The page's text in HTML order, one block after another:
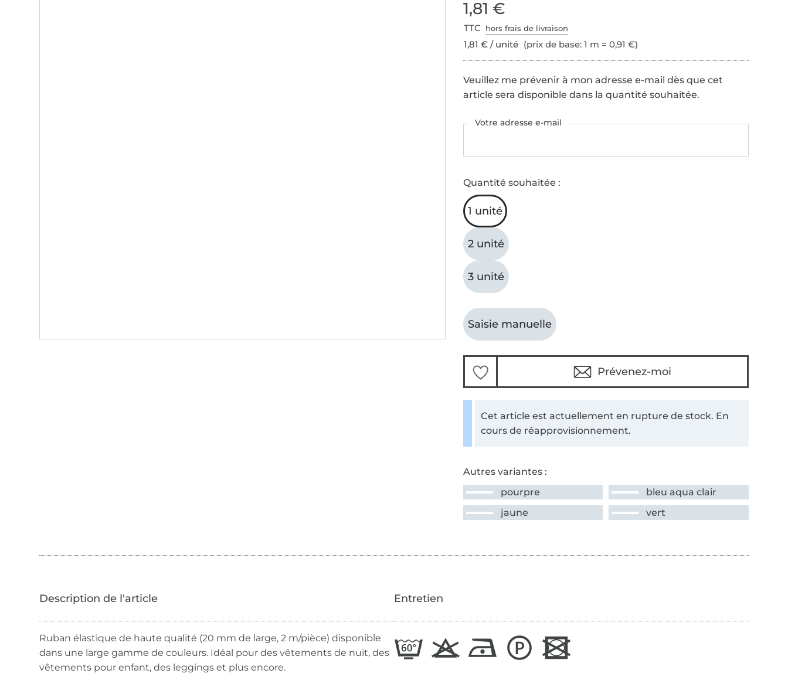
1,81 €
TTC hors frais de livraison
1,81 € / unité (prix de base: 1 m = 0,91 €)
Veuillez me prévenir à mon adresse e-mail dès que cet
article sera disponible dans la quantité souhaitée.
Votre adresse e-mail
Quantité souhaitée :
1 unité
2 unité
3 unité
Saisie manuelle
Prévenez-moi
Cet article est actuellement en rupture de stock. En
cours de réapprovisionnement.
Autres variantes :
pourpre
bleu aqua clair
jaune
vert
Ruban élastique de haute qualité (20 mm de large, 2 m/pièce) disponible
dans une large gamme de couleurs. Idéal pour des vêtements de nuit, des
vêtements pour enfant, des leggings et plus encore.
Entretien